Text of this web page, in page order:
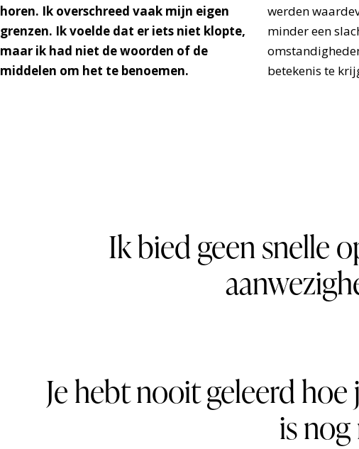
horen. Ik overschreed vaak mijn eigen
grenzen. Ik voelde dat er iets niet klopte,
maar ik had niet de woorden of de
middelen om het te benoemen.
werden
minder een
betekenis te
Ik bied geen snelle
Je hebt nooit geleerd
is